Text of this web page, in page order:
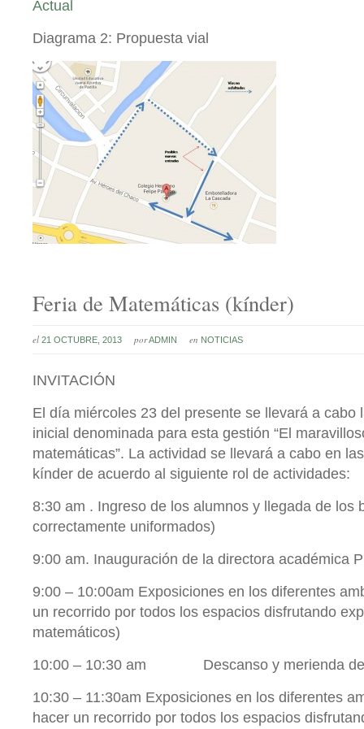
Diagrama 2: Propuesta vial
Feria de Matemáticas (kínder)
el 21 OCTUBRE, 2013 porADMIN en NOTICIAS
INVITACIÓN
El día miércoles 23 del presente se llevará a cabo
inicial denominada para esta gestión “El
matemáticas”. La actividad se llevará a cabo en
kínder de acuerdo al siguiente rol de actividades:
8:30 am . Ingreso de los alumnos y llegada de los
correctamente uniformados)
9:00 am. Inauguración de la directora académica
9:00 – 10:00am Exposiciones en los diferentes
un recorrido por todos los espacios disfrutando
matemáticos)
10:00 – 10:30 am Descanso y merienda de
10:30 – 11:30am Exposiciones en los diferentes
hacer un recorrido por todos los espacios